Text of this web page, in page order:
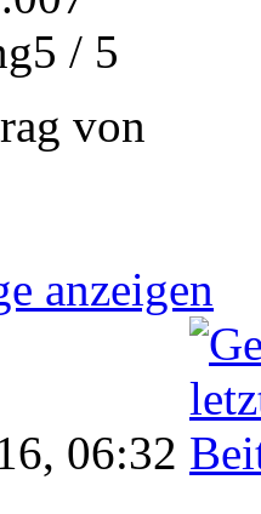
/ 5
von
anzeigen
06:32